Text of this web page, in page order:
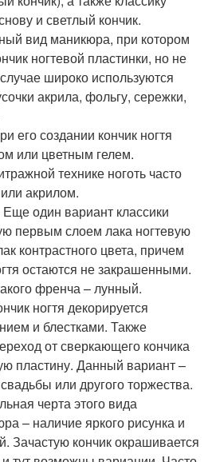
и светлый кончик.
вид маникюра, при котором
ногтевой пластинки, но не
широко используются
акрила, фольгу, сережки,
его создании кончик ногтя
или цветным гелем.
технике ноготь часто
акрилом.
один вариант классики
первым слоем лака ногтевую
контрастного цвета, причем
остаются не закрашенными.
френча – лунный.
ногтя декорируется
и блестками. Также
от сверкающего кончика
пластину. Данный вариант –
или другого торжества.
черта этого вида
– наличие яркого рисунка и
Зачастую кончик окрашивается